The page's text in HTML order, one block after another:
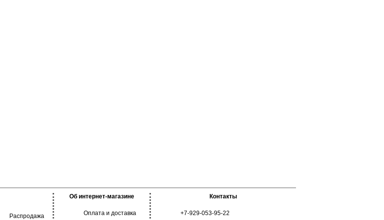
Распродажа
Об интернет-магазине
Оплата и доставка
Контакты
+7-929-053-95-22